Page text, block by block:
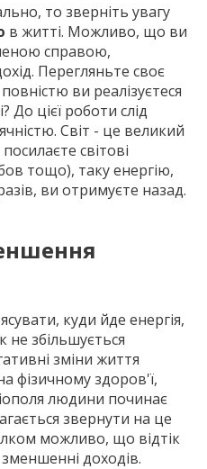
то зверніть увагу
в житті. Можливо, що ви
справою,
Перегляньте своє
ви реалізуєтеся
До цієї роботи слід
Світ - це великий
світові
тощо), таку енергію,
ви отримуєте назад.
куди йде енергія,
не збільшується
зміни життя
фізичному здоров'ї,
людини починає
звернути на це
можливо, що відтік
зменшенні доходів.